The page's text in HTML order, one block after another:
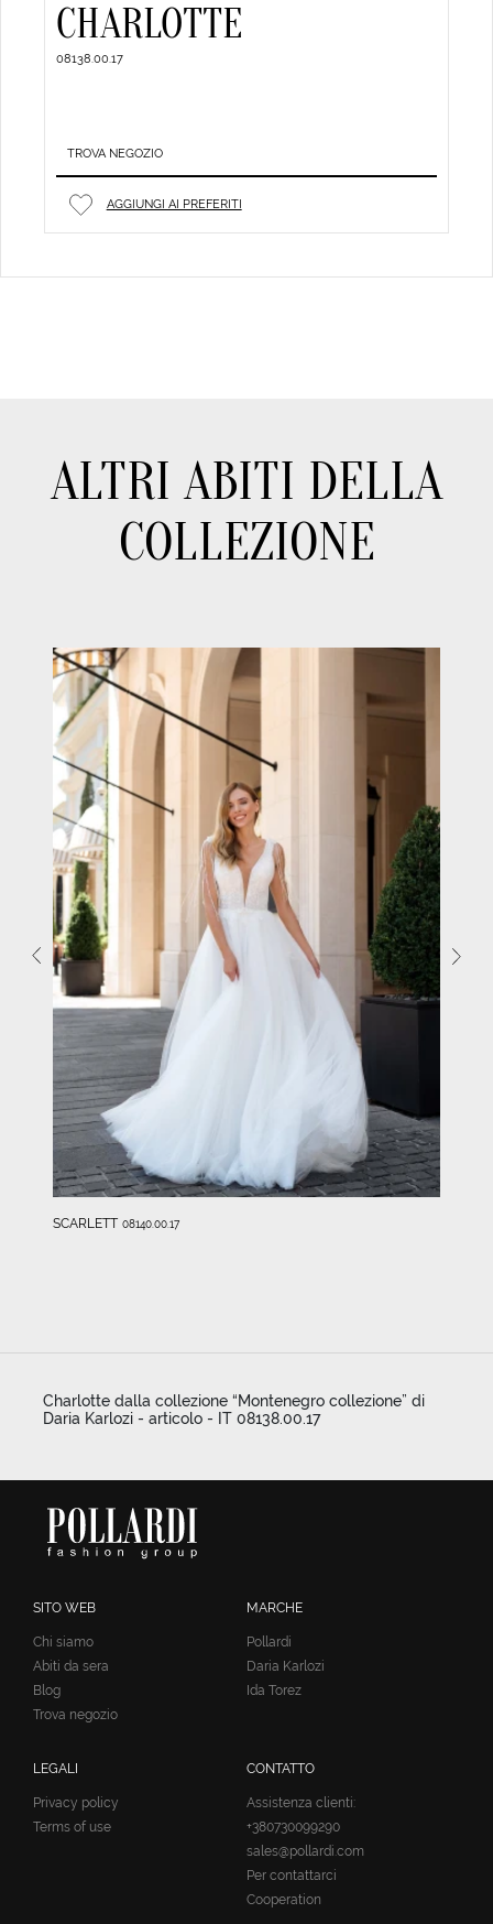
CHARLOTTE
08138.00.17
TROVA NEGOZIO
AGGIUNGI AI PREFERITI
ALTRI ABITI DELLA
COLLEZIONE
SCARLETT 08140.00.17
Charlotte dalla collezione “Montenegro collezione” di
Daria Karlozi - articolo - IT 08138.00.17
SITO WEB
Chi siamo
Abiti da sera
Blog
Trova negozio
MARCHE
Pollardi
Daria Karlozi
Ida Torez
LEGALI
Privacy policy
Terms of use
CONTATTO
Assistenza clienti:
+380730099290
sales@pollardi.com
Per contattarci
Cooperation